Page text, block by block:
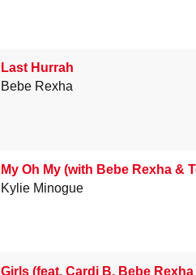
Last Hurrah
Bebe Rexha
My Oh My (with Bebe Rexha &
Kylie Minogue
Girls (feat. Cardi B, Bebe